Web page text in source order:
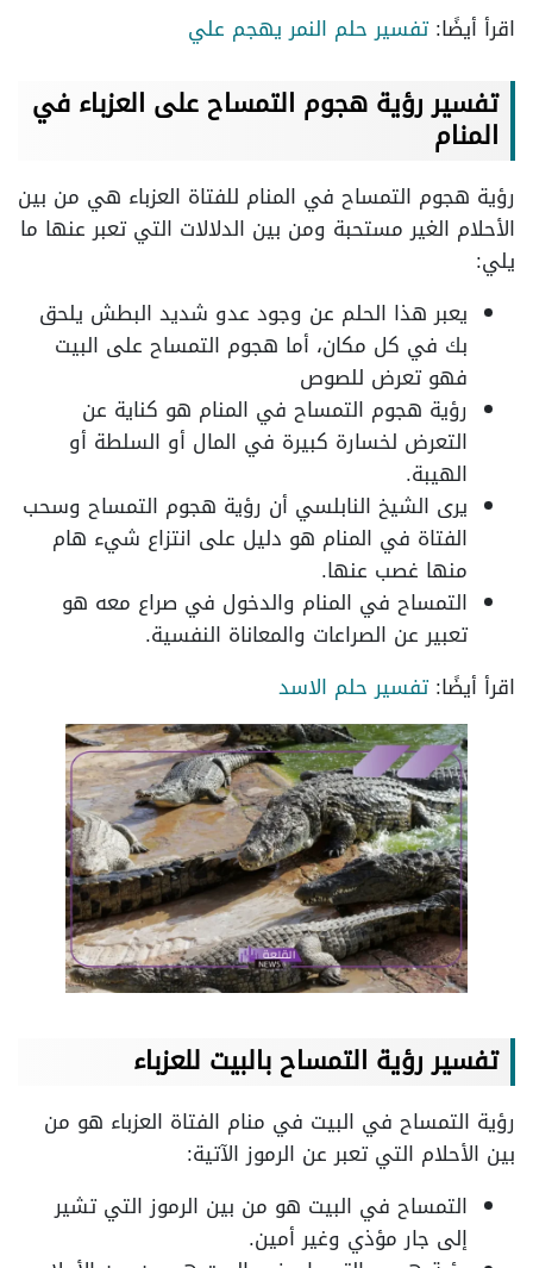
اقرأ أيضًا:تفسير حلم النمر يهجم علي
تفسير رؤية هجوم التمساح على العزباء في
المنام
رؤية هجوم التمساح في المنام للفتاة العزباء هي من بين
الأحلام الغير مستحبة ومن بين الدلالات التي تعبر عنها ما
يلي:
يعبر هذا الحلم عن وجود عدو شديد البطش يلحق
بك في كل مكان، أما هجوم التمساح على البيت
فهو تعرض للصوص
رؤية هجوم التمساح في المنام هو كناية عن
التعرض لخسارة كبيرة في المال أو السلطة أو
الهيبة.
يرى الشيخ النابلسي أن رؤية هجوم التمساح وسحب
الفتاة في المنام هو دليل على انتزاع شيء هام
منها غصب عنها.
التمساح في المنام والدخول في صراع معه هو
تعبير عن الصراعات والمعاناة النفسية.
اقرأ أيضًا:تفسير حلم الاسد
تفسير رؤية التمساح بالبيت للعزباء
رؤية التمساح في البيت في منام الفتاة العزباء هو من
بين الأحلام التي تعبر عن الرموز الآتية:
التمساح في البيت هو من بين الرموز التي تشير
إلى جار مؤذي وغير أمين.